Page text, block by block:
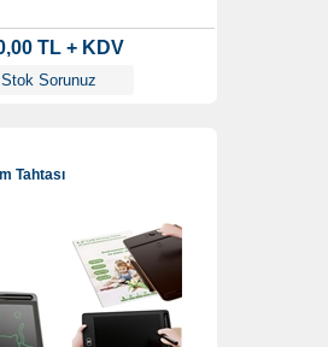
TL + KDV
Stok Sorunuz
Tahtası